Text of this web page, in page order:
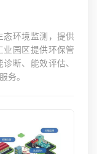
环境监测，提供
园区提供环保管
断、能效评估、
务。